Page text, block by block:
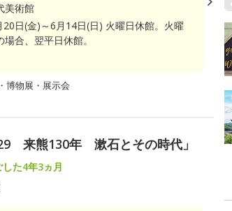
美術館
20日(金)～6月14日(日) 火曜日休館。火曜
場合、翌平日休館。
博物展・展示会
来熊130年 漱石とその時代」
た4年3ヵ月